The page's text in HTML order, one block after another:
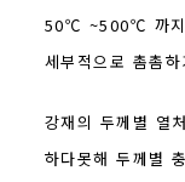
50℃ ~500℃ 까지
세부적으로 촘촘
강재의 두께별 열
하다못해 두께별